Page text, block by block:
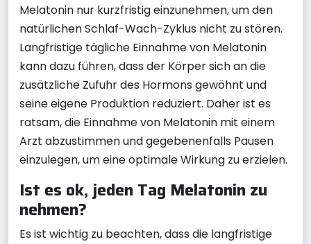
Melatonin nur kurzfristig einzunehmen, um den
natürlichen Schlaf-Wach-Zyklus nicht zu stören.
Langfristige tägliche Einnahme von Melatonin
kann dazu führen, dass der Körper sich an die
zusätzliche Zufuhr des Hormons gewöhnt und
seine eigene Produktion reduziert. Daher ist es
ratsam, die Einnahme von Melatonin mit einem
Arzt abzustimmen und gegebenenfalls Pausen
einzulegen, um eine optimale Wirkung zu erzielen.
Ist es ok, jeden Tag Melatonin zu
nehmen?
Es ist wichtig zu beachten, dass die langfristige